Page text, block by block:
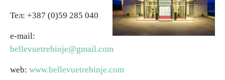
Авантура
Тел: +387 (0)59 285 040
e-mail:
bellevuetrebinje@gmail.com
web: www.bellevuetrebinje.com
Авантура